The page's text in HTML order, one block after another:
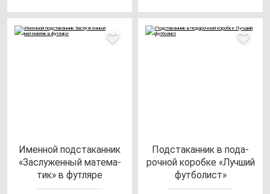
Имен­ной под­ста­кан­ник
«Зас­лу­жен­ный ма­те­ма­
тик» в фут­ля­ре
Под­ста­кан­ник в по­да­
роч­ной ко­роб­ке «Луч­ший
фут­бо­лист»